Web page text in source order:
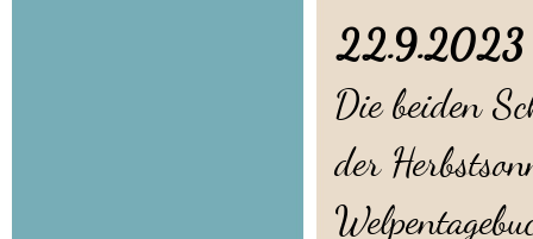
Die beiden
der